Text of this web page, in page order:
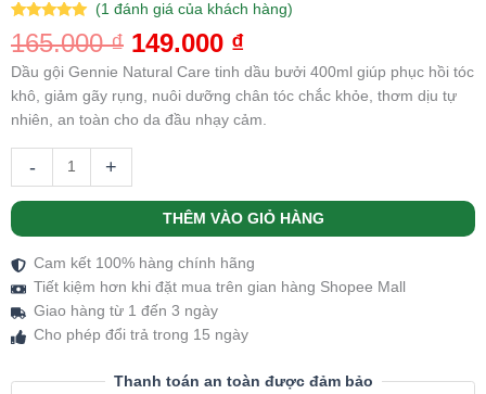
5.00 trên 5
dựa trên
1
(1đánh giá của khách hàng)
165.000₫ 149.000 ₫
Dầu gội Gennie Natural Care tinh dầu bưởi 400ml giúp phục hồi tóc
khô, giảm gãy rụng, nuôi dưỡng chân tóc chắc khỏe, thơm dịu tự
nhiên, an toàn cho da đầu nhạy cảm.
- +
THÊM VÀO GIỎ HÀNG
Cam kết 100% hàng chính hãng
Tiết kiệm hơn khi đặt mua trên gian hàng Shopee Mall
Giao hàng từ 1 đến 3 ngày
Cho phép đổi trả trong 15 ngày
Thanh toán an toàn được đảm bảo